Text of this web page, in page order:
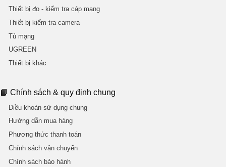
Thiết bị đo - kiểm tra cáp mạng
Thiết bị kiểm tra camera
Tủ mạng
UGREEN
Thiết bị khác
📘 Chính sách & quy định chung
Điều khoản sử dụng chung
Hướng dẫn mua hàng
Phương thức thanh toán
Chính sách vận chuyển
Chính sách bảo hành